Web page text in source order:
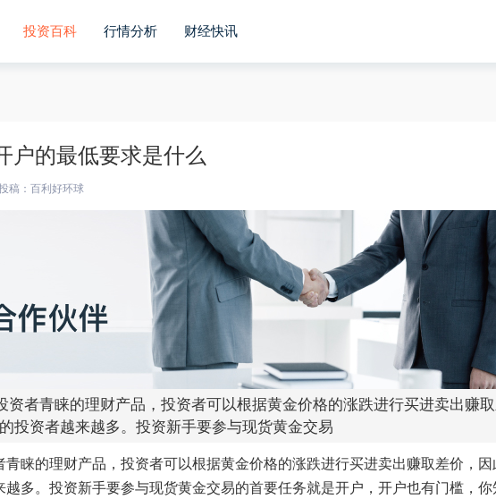
投资百科 行情分析 财经快讯
户的最低要求是什么
稿：百利好环球
资者青睐的理财产品，投资者可以根据黄金价格的涨跌进行买进卖出赚
投资者越来越多。投资新手要参与现货黄金交易
睐的理财产品，投资者可以根据黄金价格的涨跌进行买进卖出赚取差价，因
多。投资新手要参与现货黄金交易的首要任务就是开户，开户也有门槛，你